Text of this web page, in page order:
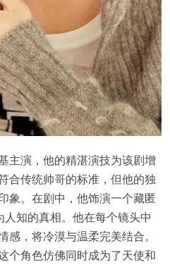
主演，他的精湛演技为该剧增
合传统帅哥的标准，但他的独
象。在剧中，他饰演一个藏匿
知的真相。他在每个镜头中
，将冷漠与温柔完美结合。
个角色仿佛同时成为了天使和